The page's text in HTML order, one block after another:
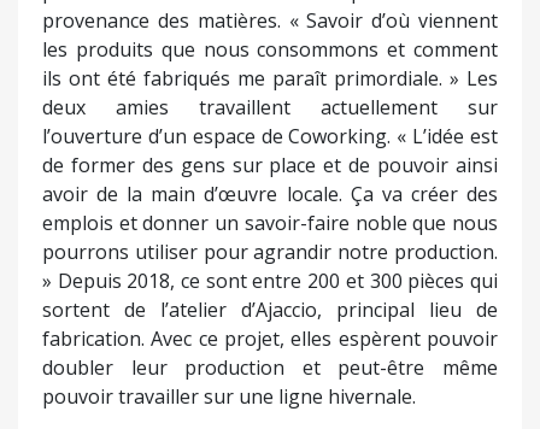
provenance des matières. « Savoir d’où viennent
les produits que nous consommons et comment
ils ont été fabriqués me paraît primordiale. » Les
deux amies travaillent actuellement sur
l’ouverture d’un espace de Coworking. « L’idée est
de former des gens sur place et de pouvoir ainsi
avoir de la main d’œuvre locale. Ça va créer des
emplois et donner un savoir-faire noble que nous
pourrons utiliser pour agrandir notre production.
» Depuis 2018, ce sont entre 200 et 300 pièces qui
sortent de l’atelier d’Ajaccio, principal lieu de
fabrication. Avec ce projet, elles espèrent pouvoir
doubler leur production et peut-être même
pouvoir travailler sur une ligne hivernale.